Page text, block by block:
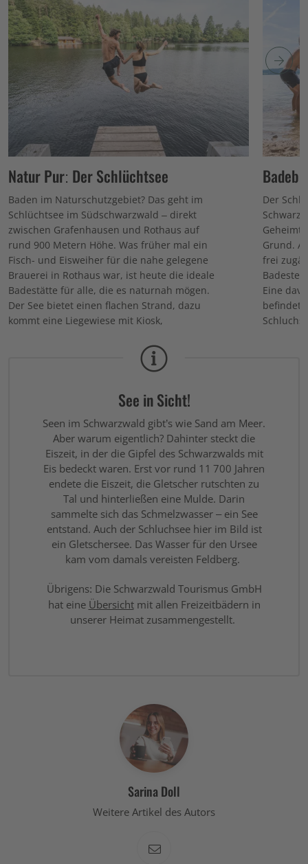
Natur Pur: Der Schlüchtsee
Baden im Naturschutzgebiet? Das geht im
Schlüchtsee im Südschwarzwald – direkt
zwischen Grafenhausen und Rothaus auf
rund 900 Metern Höhe. Was früher mal ein
Fisch- und Eisweiher für die nahe gelegene
Brauerei in Rothaus war, ist heute die ideale
Badestätte für alle, die es naturnah mögen.
Der See bietet einen flachen Strand, dazu
kommt eine Liegewiese mit Kiosk,
sanitären Einrichtungen. Ein Drittel des Sees
ist im Sommer für den Badebetrieb
Seerosen. Zu Fuß ist der See von
Grafenhausen über den Promenadenweg in
rund 30 Minuten erreichbar. Alternativ gibt
es einen Parkplatz rund 100 Meter vom See
entfernt.
Der
Grund.
frei
Eine
befindet
Fahrrad
und teils
ohne
See in Sicht!
Seen im Schwarzwald gibt’s wie Sand am Meer.
Aber warum eigentlich? Dahinter steckt die
Eiszeit, in der die Gipfel des Schwarzwalds mit
Eis bedeckt waren. Erst vor rund 11 700 Jahren
endete die Eiszeit, die Gletscher rutschten zu
Tal und hinterließen eine Mulde. Darin
sammelte sich das Schmelzwasser – ein See
entstand. Auch der Schluchsee hier im Bild ist
ein Gletschersee. Das Wasser für den Ursee
kam vom damals vereisten Feldberg.
Übrigens: Die Schwarzwald Tourismus GmbH
hat eine Übersichtmit allen Freizeitbädern in
unserer Heimat zusammengestellt.
Sarina Doll
Weitere Artikel des Autors